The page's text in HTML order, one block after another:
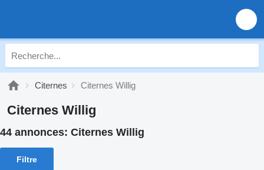
Citernes Citernes Willig
Citernes Willig
44 annonces: Citernes Willig
Filtre